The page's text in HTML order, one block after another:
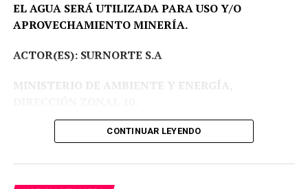
EL AGUA SERÁ UTILIZADA PARA USO Y/O
APROVECHAMIENTO MINERÍA.
ACTOR(ES): SURNORTE S.A
MINISTERIO DE AMBIENTE Y ENERGÍA,
Proceso Administrativo Nro DZ10-DZ10-2026-
Fecha:09-03-2026 a las 17:33.
CONTINUAR LEYENDO